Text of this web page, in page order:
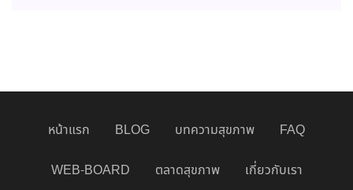
หน้าแรก BLOG บทความสุขภาพ FAQ
WEB-BOARD ตลาดสุขภาพ เกี่ยวกับเรา